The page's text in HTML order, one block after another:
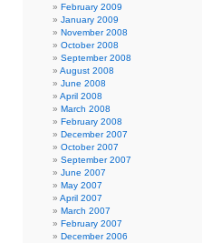
February 2009
January 2009
November 2008
October 2008
September 2008
August 2008
June 2008
April 2008
March 2008
February 2008
December 2007
October 2007
September 2007
June 2007
May 2007
April 2007
March 2007
February 2007
December 2006